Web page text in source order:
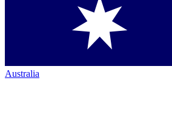
Australia